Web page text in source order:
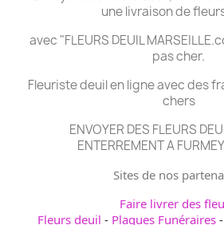
une livraison de
avec "FLEURS DEUIL
pas cher.
Fleuriste deuil en ligne avec des
chers
ENVOYER DES FLEURS
ENTERREMENT A
Sites de nos
Faire livrer des
Fleurs deuil - Plaques Funéraires -